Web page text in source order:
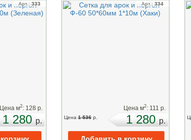
Арт.:333
Цена м2:128 p.
1 280p.
Арт.:334
Цена м2:111 p.
Цена 1 536 p. 1 280p.